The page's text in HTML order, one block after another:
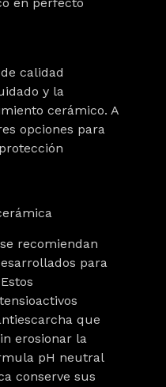
calidad
y la
cerámico. A
opciones para
recomiendan
para
que
erosionar la
pH neutral
conserve sus